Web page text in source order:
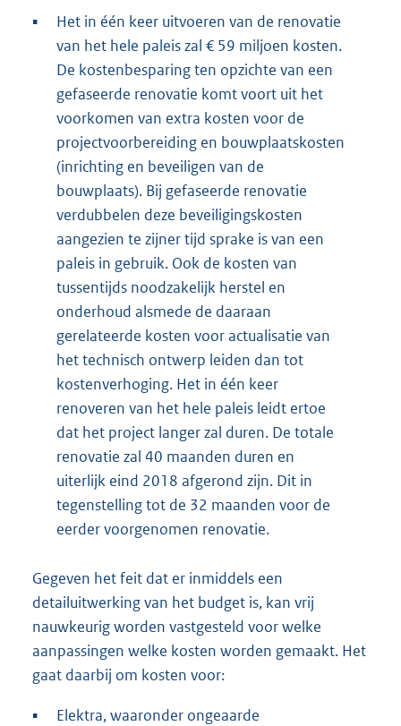
▪
Het in één keer uitvoeren van de renovatie
van het hele paleis zal € 59 miljoen kosten.
De kostenbesparing ten opzichte van een
gefaseerde renovatie komt voort uit het
voorkomen van extra kosten voor de
projectvoorbereiding en bouwplaatskosten
(inrichting en beveiligen van de
bouwplaats). Bij gefaseerde renovatie
verdubbelen deze beveiligingskosten
aangezien te zijner tijd sprake is van een
paleis in gebruik. Ook de kosten van
tussentijds noodzakelijk herstel en
onderhoud alsmede de daaraan
gerelateerde kosten voor actualisatie van
het technisch ontwerp leiden dan tot
kostenverhoging. Het in één keer
renoveren van het hele paleis leidt ertoe
dat het project langer zal duren. De totale
renovatie zal 40 maanden duren en
uiterlijk eind 2018 afgerond zijn. Dit in
tegenstelling tot de 32 maanden voor de
eerder voorgenomen renovatie.
Gegeven het feit dat er inmiddels een
detailuitwerking van het budget is, kan vrij
nauwkeurig worden vastgesteld voor welke
aanpassingen welke kosten worden gemaakt. Het
gaat daarbij om kosten voor:
▪
Elektra, waaronder ongeaarde